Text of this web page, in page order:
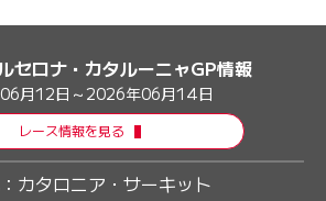
セロナ・カタルーニャGP情報
月12日～2026年06月14日
レース情報を見る
カタロニア・サーキット